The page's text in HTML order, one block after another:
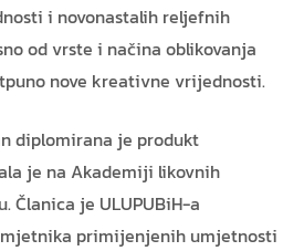
i novonastalih reljefnih
od vrste i načina oblikovanja
nove kreativne vrijednosti.
diplomirana je produkt
je na Akademiji likovnih
Članica je ULUPUBiH-a
primijenjenih umjetnosti